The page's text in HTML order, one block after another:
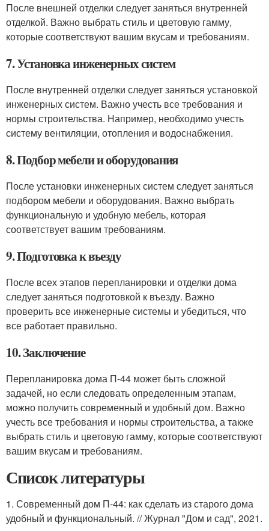
После внешней отделки следует заняться внутренней
отделкой. Важно выбрать стиль и цветовую гамму,
которые соответствуют вашим вкусам и требованиям.
7. Установка инженерных систем
После внутренней отделки следует заняться установкой
инженерных систем. Важно учесть все требования и
нормы строительства. Например, необходимо учесть
систему вентиляции, отопления и водоснабжения.
8. Подбор мебели и оборудования
После установки инженерных систем следует заняться
подбором мебели и оборудования. Важно выбрать
функциональную и удобную мебель, которая
соответствует вашим требованиям.
9. Подготовка к въезду
После всех этапов перепланировки и отделки дома
следует заняться подготовкой к въезду. Важно
проверить все инженерные системы и убедиться, что
все работает правильно.
10. Заключение
Перепланировка дома П-44 может быть сложной
задачей, но если следовать определенным этапам,
можно получить современный и удобный дом. Важно
учесть все требования и нормы строительства, а также
выбрать стиль и цветовую гамму, которые соответствуют
вашим вкусам и требованиям.
Список литературы
1. Современный дом П-44: как сделать из старого дома
удобный и функциональный. // Журнал "Дом и сад", 2021.